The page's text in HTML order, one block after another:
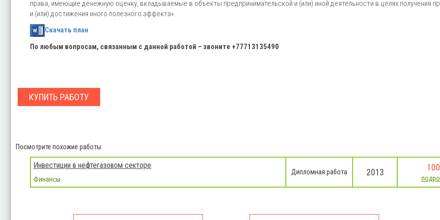
права, имеющие денежную оценку, вкладываемые в объекты предпринимательской и (или) иной деятельности в целях получения
и (или) достижения иного полезного эффекта».
Скачать план
По любым вопросам, связанным с данной работой – звоните +77713135490
КУПИТЬ РАБОТУ
Посмотрите похожие работы:
Инвестиции в нефтегазовом секторе
Финансы
Дипломная работа 2013